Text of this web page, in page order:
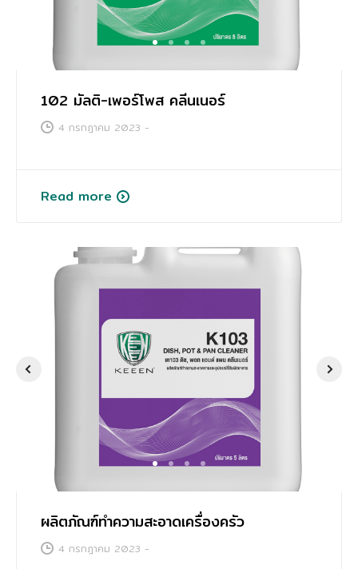
1 2 3 4
102 มัลติ-เพอร์โพส คลีนเนอร์
4 กรกฎาคม 2023 -
Read more
1 2 3 4
ผลิตภัณฑ์ทำความสะอาดเครื่องครัว
4 กรกฎาคม 2023 -